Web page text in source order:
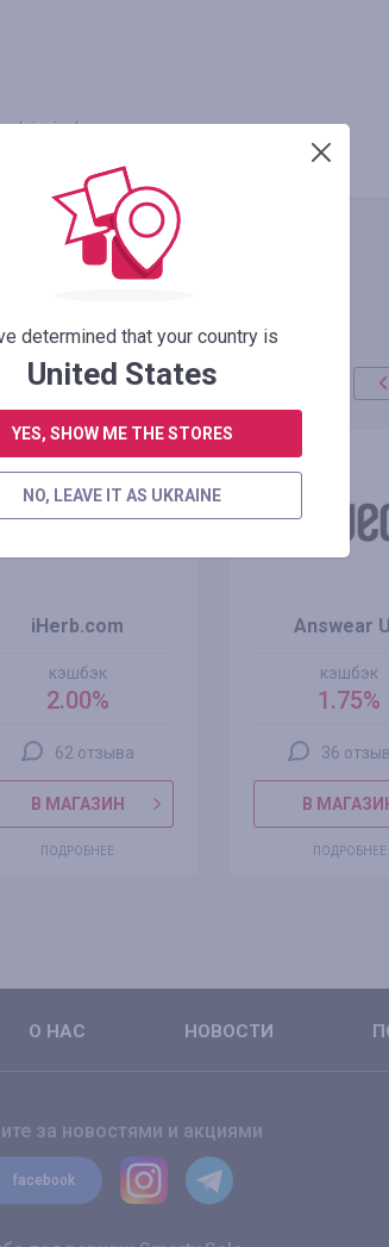
dzieciach.
ОТЗЫВ
iHerb.com
кэшбэк
2.00%
62 отзыва
В МАГАЗИН
ПОДРОБНЕЕ
Answear
кэшбэк
1.75%
36
В
ПОДРОБНЕЕ
О НАС НОВОСТИ
за новостями и акциями
facebook
determined that your country is
United States
YES, SHOW ME THE STORES
NO, LEAVE IT AS UKRAINE